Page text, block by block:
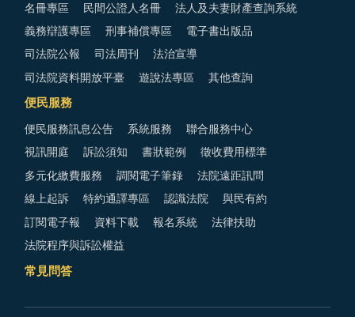
名冊專區 民間公證人名冊 法人及夫妻財產查詢系統
義務辯護專區 刑事補償專區 電子書出版品
司法院公報 司法周刊 法治宣導
司法院資料開放平臺 遊說法專區 其他查詢
便民服務
便民服務訊息公告 系統服務 聯合服務中心
視訊開庭 訴訟須知 書狀範例 徵收費用標準
多元化繳費服務 調閱電子筆錄 法院遠距訊問
線上起訴 特約通譯專區 認識法院 與民有約
訂閱電子報 資料下載 報名系統 法律扶助
法院程序與訴訟權益
常見問答